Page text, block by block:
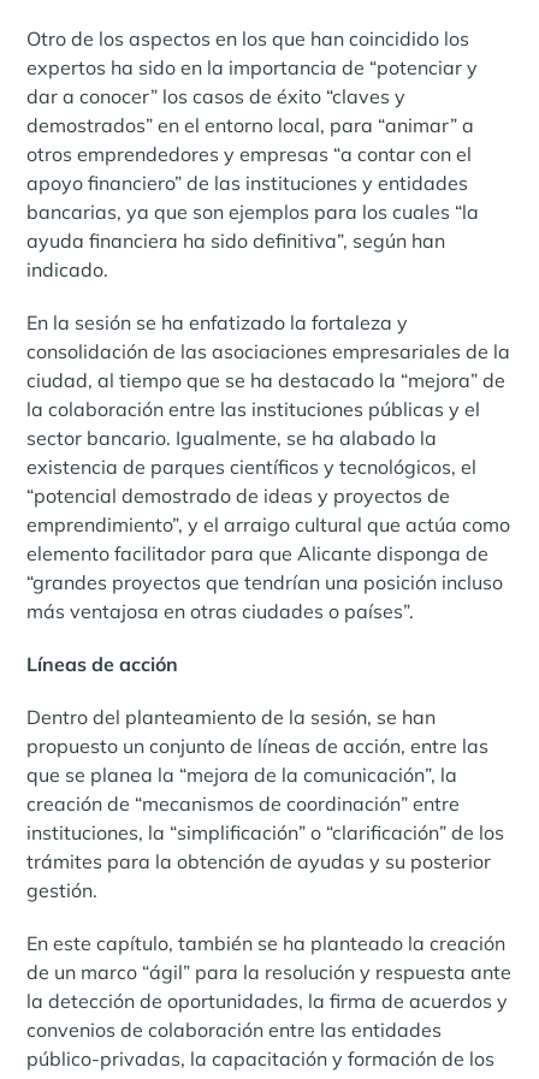
Otro de los aspectos en los que han coincidido los
expertos ha sido en la importancia de “potenciar y
dar a conocer” los casos de éxito “claves y
demostrados” en el entorno local, para “animar” a
otros emprendedores y empresas “a contar con el
apoyo financiero” de las instituciones y entidades
bancarias, ya que son ejemplos para los cuales “la
ayuda financiera ha sido definitiva”, según han
indicado.
En la sesión se ha enfatizado la fortaleza y
consolidación de las asociaciones empresariales de la
ciudad, al tiempo que se ha destacado la “mejora” de
la colaboración entre las instituciones públicas y el
sector bancario. Igualmente, se ha alabado la
existencia de parques científicos y tecnológicos, el
“potencial demostrado de ideas y proyectos de
emprendimiento”, y el arraigo cultural que actúa como
elemento facilitador para que Alicante disponga de
“grandes proyectos que tendrían una posición incluso
más ventajosa en otras ciudades o países”.
Líneas de acción
Dentro del planteamiento de la sesión, se han
propuesto un conjunto de líneas de acción, entre las
que se planea la “mejora de la comunicación”, la
creación de “mecanismos de coordinación” entre
instituciones, la “simplificación” o “clarificación” de los
trámites para la obtención de ayudas y su posterior
gestión.
En este capítulo, también se ha planteado la creación
de un marco “ágil” para la resolución y respuesta ante
la detección de oportunidades, la firma de acuerdos y
convenios de colaboración entre las entidades
público-privadas, la capacitación y formación de los